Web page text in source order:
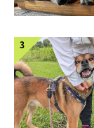
ジェスくんは、
ことにはどこに
そこで、勇気を